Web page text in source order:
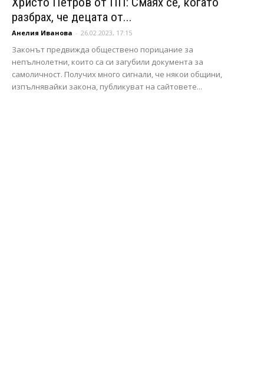
разбрах, че децата от...
Анелия Иванова - 26.02.2023, 17:15
Законът предвижда обществено порицание за
непълнолетни, които са си загубили документа за
самоличност. Получих много сигнали, че някои общини,
изпълнявайки закона, публикуват на сайтовете...